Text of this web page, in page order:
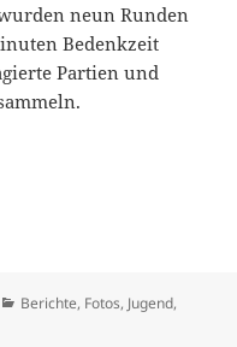
neun Runden
Bedenkzeit
Partien und
Kategorien
Berichte, Fotos, Jugend,